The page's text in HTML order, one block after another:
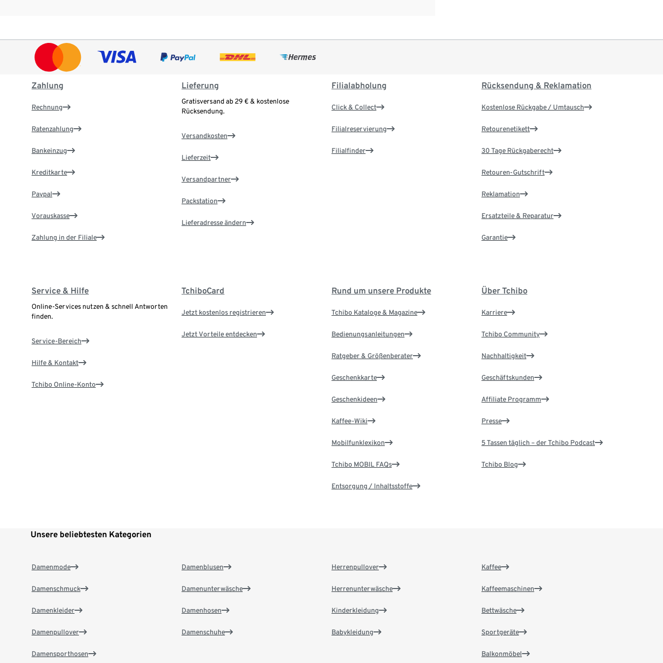
Zahlung
Rechnung
Ratenzahlung
Bankeinzug
Kreditkarte
Paypal
Vorauskasse
Zahlung in der Filiale
Lieferung
Gratisversand ab 29 € & kostenlose
Rücksendung.
Versandkosten
Lieferzeit
Versandpartner
Packstation
Lieferadresse ändern
Filialabholung
Click & Collect
Filialreservierung
Filialfinder
Rücksendung & Reklamation
Kostenlose Rückgabe / Umtausch
Retourenetikett
30 Tage Rückgaberecht
Retouren-Gutschrift
Reklamation
Ersatzteile & Reparatur
Garantie
Service & Hilfe
Online-Services nutzen & schnell Antworten
finden.
Service-Bereich
Hilfe & Kontakt
Tchibo Online-Konto
TchiboCard
Jetzt kostenlos registrieren
Jetzt Vorteile entdecken
Rund um unsere Produkte
Tchibo Kataloge & Magazine
Bedienungsanleitungen
Ratgeber & Größenberater
Geschenkkarte
Geschenkideen
Kaffee-Wiki
Mobilfunklexikon
Tchibo MOBIL FAQs
Entsorgung / Inhaltsstoffe
Über Tchibo
Karriere
Tchibo Community
Nachhaltigkeit
Geschäftskunden
Affiliate Programm
Presse
5 Tassen täglich – der Tchibo Podcast
Tchibo Blog
Unsere beliebtesten Kategorien
Damenmode
Damenschmuck
Damenkleider
Damenpullover
Damensporthosen
Damenblusen
Damenunterwäsche
Damenhosen
Damenschuhe
Herrenpullover
Herrenunterwäsche
Kinderkleidung
Babykleidung
Kaffee
Kaffeemaschinen
Bettwäsche
Sportgeräte
Balkonmöbel